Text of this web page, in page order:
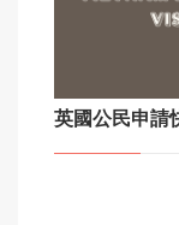
英國公民申請